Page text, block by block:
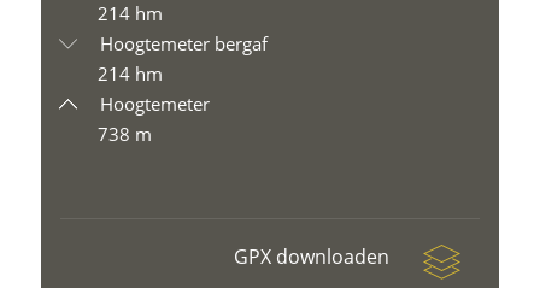
214 hm
Hoogtemeter bergaf
214 hm
Hoogtemeter
738 m
GPX downloaden